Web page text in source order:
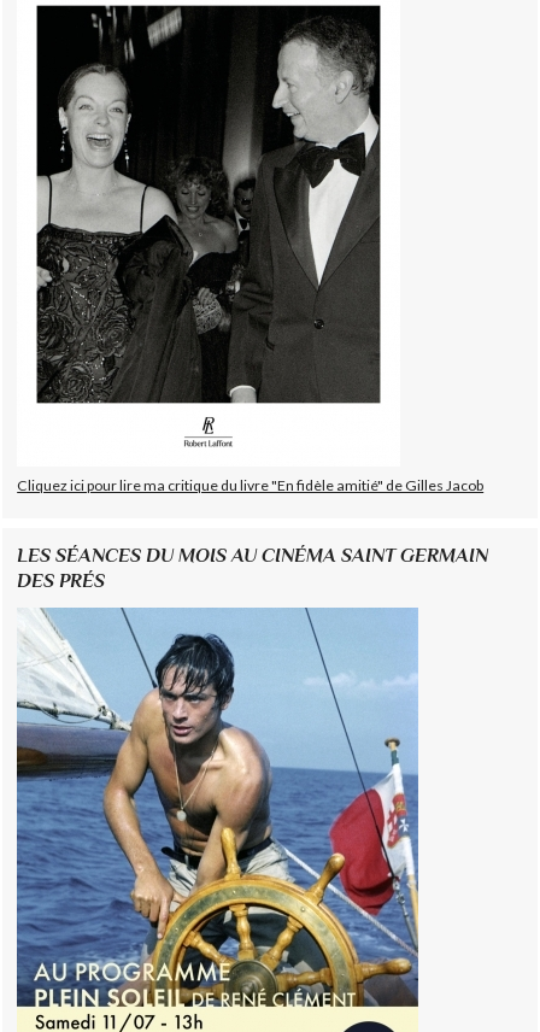
Cliquez ici pour lire ma critique du livre "En fidèle amitié" de Gilles Jacob
LES SÉANCES DU MOIS AU CINÉMA SAINT GERMAIN
DES PRÉS